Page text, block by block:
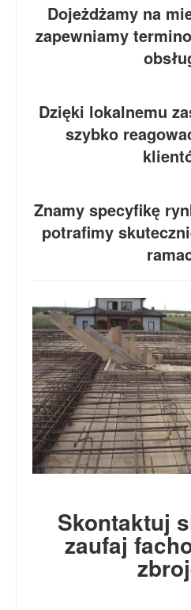
Dojeżdżamy na
zapewniamy
Dzięki lokalnemu
szybko
Znamy specyfikę
potrafimy
Skontaktuj
zaufaj